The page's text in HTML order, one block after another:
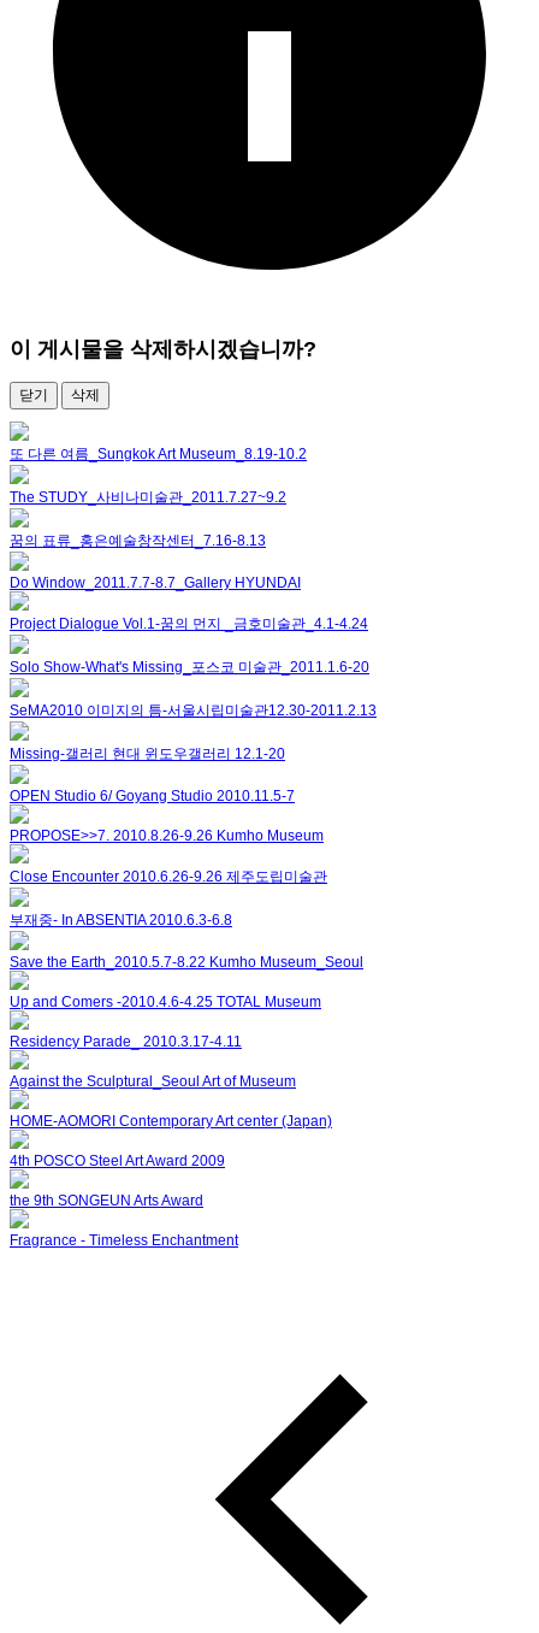
이 게시물을 삭제하시겠습니까?
닫기 삭제
또 다른 여름_Sungkok Art Museum_8.19-10.2
The STUDY_사비나미술관_2011.7.27~9.2
꿈의 표류_홍은예술창작센터_7.16-8.13
Do Window_2011.7.7-8.7_Gallery HYUNDAI
Project Dialogue Vol.1-꿈의 먼지 _금호미술관_4.1-4.24
Solo Show-What's Missing_포스코 미술관_2011.1.6-20
SeMA2010 이미지의 틈-서울시립미술관12.30-2011.2.13
Missing-갤러리 현대 윈도우갤러리 12.1-20
OPEN Studio 6/ Goyang Studio 2010.11.5-7
PROPOSE>>7. 2010.8.26-9.26 Kumho Museum
Close Encounter 2010.6.26-9.26 제주도립미술관
부재중- In ABSENTIA 2010.6.3-6.8
Save the Earth_2010.5.7-8.22 Kumho Museum_Seoul
Up and Comers -2010.4.6-4.25 TOTAL Museum
Residency Parade_ 2010.3.17-4.11
Against the Sculptural_Seoul Art of Museum
HOME-AOMORI Contemporary Art center (Japan)
4th POSCO Steel Art Award 2009
the 9th SONGEUN Arts Award
Fragrance - Timeless Enchantment